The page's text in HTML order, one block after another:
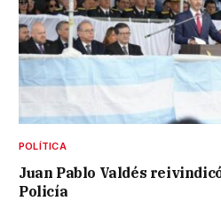
POLÍTICA
Juan Pablo Valdés
Policía